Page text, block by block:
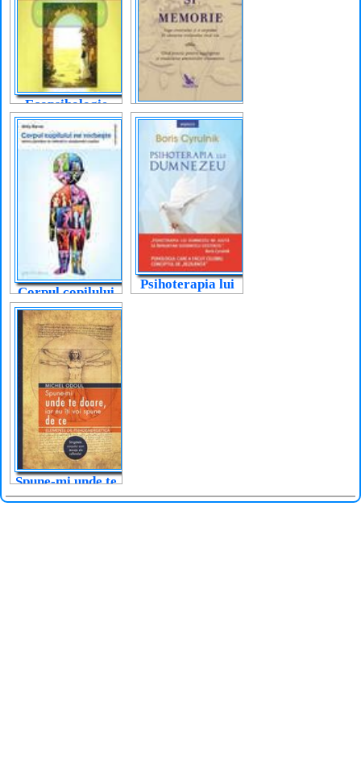
Ecopsihologie
Traumă și
memorie
Corpul copilului
ne vorbește
Psihoterapia lui
Dumnezeu
Spune-mi unde te
doare, iar eu îți